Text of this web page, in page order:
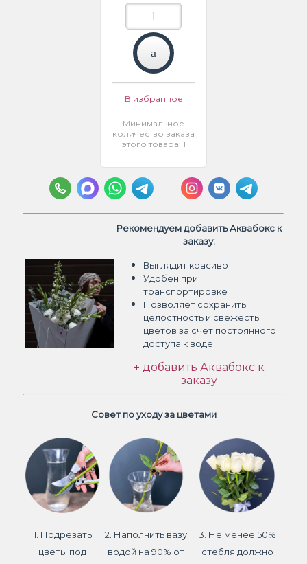
В избранное
Минимальное
количество заказа
этого товара: 1
Рекомендуем добавить Аквабокс к
заказу:
Выглядит красиво
Удобен при
транспортировке
Позволяет сохранить
целостность и свежесть
цветов за счет постоянного
доступа к воде
+ добавить Аквабокс к
заказу
Совет по уходу за цветами
1. Подрезать
цветы под
2. Наполнить вазу
водой на 90% от
3. Не менее 50%
стебля должно